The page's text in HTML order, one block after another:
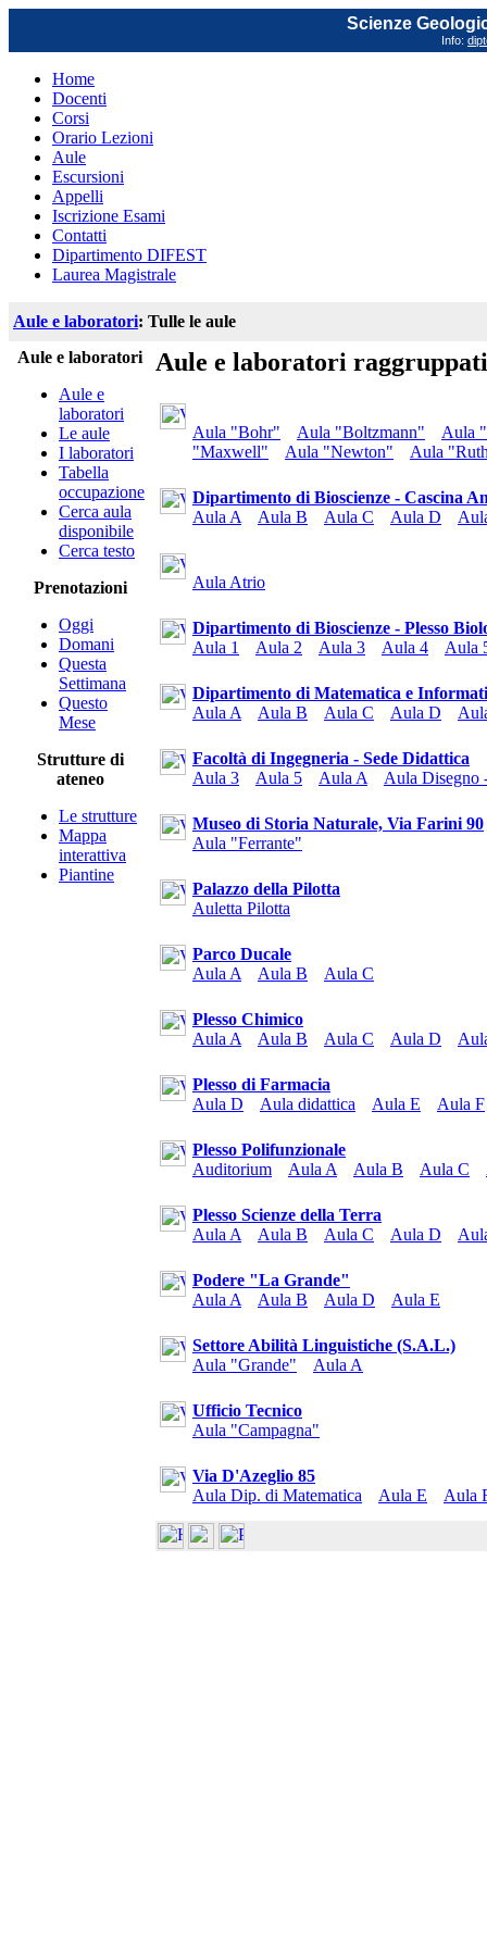
Scienze
Info:
Home
Docenti
Corsi
Orario Lezioni
Aule
Escursioni
Appelli
Iscrizione Esami
Contatti
Dipartimento DIFEST
Laurea Magistrale
Aule e laboratori: Tulle le aule
Aule e laboratori
Aule e
laboratori
Le aule
I laboratori
Tabella
occupazione
Cerca aula
disponibile
Cerca testo
Prenotazioni
Oggi
Domani
Questa
Settimana
Questo
Mese
Strutture di
ateneo
Le strutture
Mappa
interattiva
Piantine
Aule e laboratori
Aula "Bohr" Aula "Boltzmann"
Aula
"Maxwell"
Aula "Newton" Aula
Dipartimento di Bioscienze - Cascina
Aula A
Aula B Aula C Aula D
Aula Atrio
Dipartimento di Bioscienze - Plesso
Aula 1
Aula 2 Aula 3 Aula 4 Aula
Dipartimento di Matematica e
Aula A
Aula B Aula C Aula D
Facoltà di Ingegneria - Sede Didattica
Aula 3
Aula 5 Aula A Aula Disegno
Museo di Storia Naturale, Via Farini 90
Aula "Ferrante"
Palazzo della Pilotta
Auletta Pilotta
Parco Ducale
Aula A
Aula B Aula C
Plesso Chimico
Aula A
Aula B Aula C Aula D
Plesso di Farmacia
Aula D
Aula didattica Aula E Aula F
Plesso Polifunzionale
Auditorium
Aula A Aula B Aula C
Plesso Scienze della Terra
Aula A
Aula B Aula C Aula D
Podere "La Grande"
Aula A
Aula B Aula D Aula E
Settore Abilità Linguistiche (S.A.L.)
Aula "Grande"
Aula A
Ufficio Tecnico
Aula "Campagna"
Via D'Azeglio 85
Aula Dip. di Matematica
Aula E Aula